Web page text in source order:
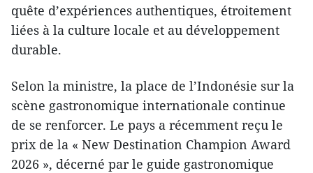
quête d’expériences authentiques, étroitement
liées à la culture locale et au développement
durable.
Selon la ministre, la place de l’Indonésie sur la
scène gastronomique internationale continue
de se renforcer. Le pays a récemment reçu le
prix de la « New Destination Champion Award
2026 », décerné par le guide gastronomique